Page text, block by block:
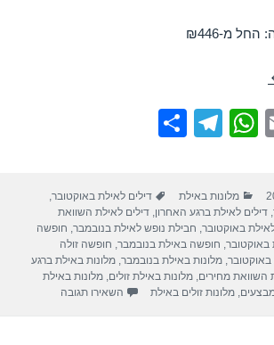
מ-₪446
במלון ישרוטל לגונה – אילת 21/10/2018
E
W
s
A
p
p
T
gr
a
m
e
קטגוריות
מלונות באילת תגיות
דילים לאילת באוקטובר,
,דילים לאילת ברגע האחרון,דילים לאילת השוואת
באוקטובר, חבילת נופש לאילת בנובמבר, חופשה
באוקטובר, חופשה באילת בנובמבר, חופשה זולה
באוקטובר,מלונות באילת בנובמבר,מלונות באילת ברגע
השוואת מחירים,מלונות באילת זולים,מלונות באילת
,מלונות זולים באילת השאירו תגובה